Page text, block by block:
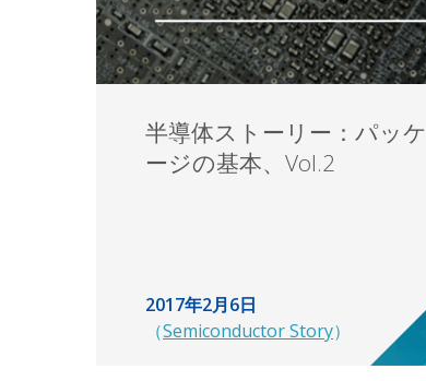
半導体ストーリー：パッケ
ージの基本、Vol.2
2017年2月6日
（Semiconductor Story）